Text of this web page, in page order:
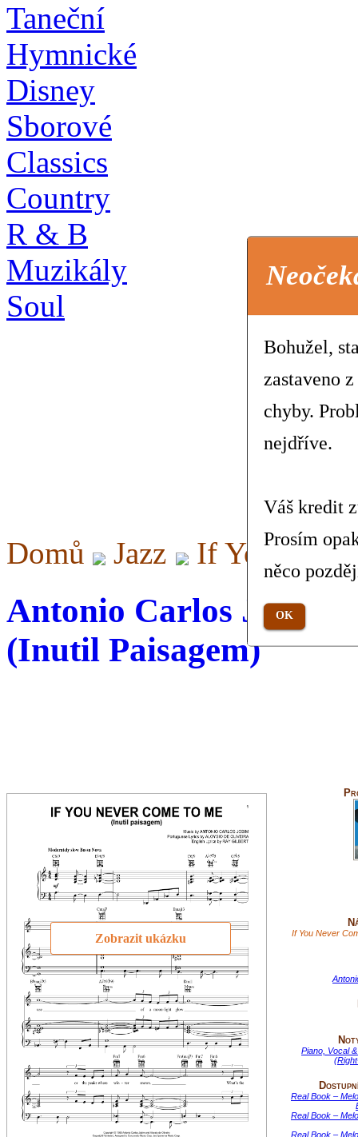
Taneční
Hymnické
Disney
Sborové
Classics
Country
R & B
Muzikály
Soul
Domů Jazz If You
Antonio Carlos Jobim
(Inutil Paisagem)
Zobrazit ukázku If You Never
Piano, Vocal
Real Book –
Real Book –
Real Book –
Bohužel,
zastaveno
chyby.
nejdříve.
Váš kredit
Prosím
něco
OK